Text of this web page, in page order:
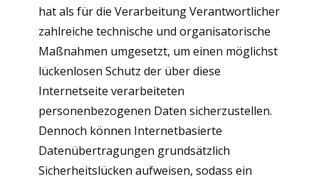
hat als für die Verarbeitung Verantwortlicher
zahlreiche technische und organisatorische
Maßnahmen umgesetzt, um einen möglichst
lückenlosen Schutz der über diese
Internetseite verarbeiteten
personenbezogenen Daten sicherzustellen.
Dennoch können Internetbasierte
Datenübertragungen grundsätzlich
Sicherheitslücken aufweisen, sodass ein